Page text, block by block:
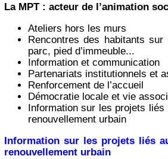
La MPT : acteur de l’animation
Ateliers hors les murs
Rencontres des habitants
parc, pied d’immeuble...
Information et communication
Partenariats institutionnels et
Renforcement de l’accueil
Démocratie locale et vie
Information sur les projets
renouvellement urbain
Information sur les projets liés
renouvellement urbain